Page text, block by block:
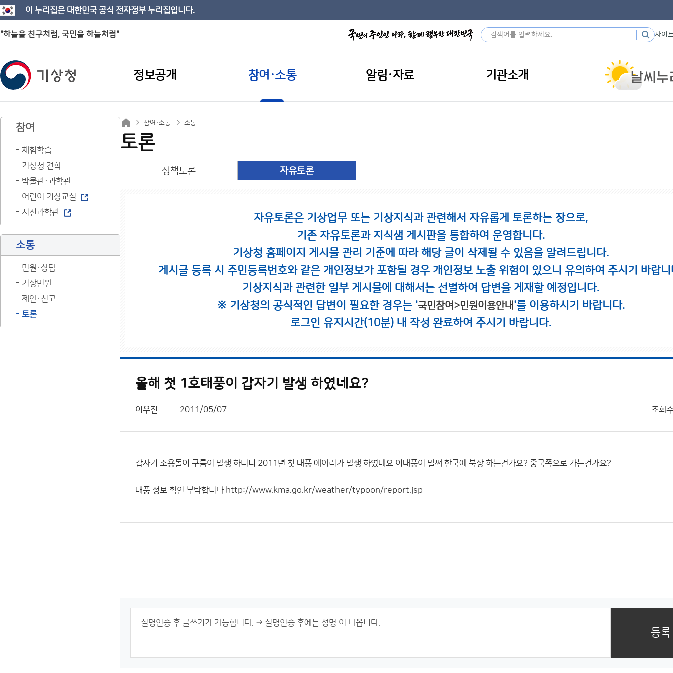
이 누리집은 대한민국 공식 전자정부 누리집입니다.
"하늘을 친구처럼, 국민을 하늘처럼" 사이
정보공개 참여·소통 알림·자료 기관소개
참여
체험학습
기상청 견학
박물관·과학관
어린이 기상교실
지진과학관
소통
민원·상담
기상민원
제안·신고
토론
참여·소통 소통
토론
정책토론 자유토론
자유토론은 기상업무 또는 기상지식과 관련해서 자유롭게 토론하는 장으로,
기존 자유토론과 지식샘 게시판을 통합하여 운영합니다.
기상청 홈페이지 게시물 관리 기준에 따라 해당 글이 삭제될 수 있음을 알려드립니다.
게시글 등록 시 주민등록번호와 같은 개인정보가 포함될 경우 개인정보 노출 위험이 있으니 유의하여 주시기 바랍니
기상지식과 관련한 일부 게시물에 대해서는 선별하여 답변을 게재할 예정입니다.
※ 기상청의 공식적인 답변이 필요한 경우는 '국민참여>민원이용안내'를 이용하시기 바랍니다.
로그인 유지시간(10분) 내 작성 완료하여 주시기 바랍니다.
올해 첫 1호태풍이 갑자기 발생 하였네요?
이우진 2011/05/07 조회
갑자기 소용돌이 구름이 발생 하더니 2011년 첫 태풍 에어리가 발생 하였네요 이태풍이 벌써 한국에 북상 하는건가요? 중국쪽으로 가는건가요?
태풍 정보 확인 부탁합니다 http://www.kma.go.kr/weather/typoon/report.jsp
등록